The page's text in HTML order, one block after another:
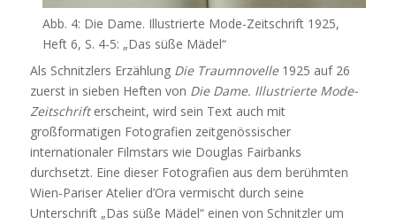
Abb. 4: Die Dame. Illustrierte Mode-Zeitschrift 1925,
Heft 6, S. 4-5: „Das süße Mädel“
Als Schnitzlers Erzählung Die Traumnovelle 1925 auf 26
zuerst in sieben Heften von Die Dame. Illustrierte Mode-
Zeitschrifterscheint, wird sein Text auch mit
großformatigen Fotografien zeitgenössischer
internationaler Filmstars wie Douglas Fairbanks
durchsetzt. Eine dieser Fotografien aus dem berühmten
Wien-Pariser Atelier d’Ora vermischt durch seine
Unterschrift „Das süße Mädel“ einen von Schnitzler um